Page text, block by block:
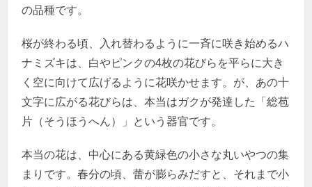
の品種です。
桜が終わる頃、入れ替わるように一斉に咲き始めるハ
ナミズキは、白やピンクの4枚の花びらを平らに大き
く空に向けて広げるように花咲かせます。が、あの十
文字に広がる花びらは、本当はガクが発達した「総苞
片（そうほうへん）」という器官です。
本当の花は、中心にある黄緑色の小さな丸いやつの集
まりです。春分の頃、蕾が膨らみだすと、それまで小